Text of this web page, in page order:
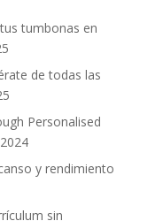
tumbonas en
de todas las
Personalised
y rendimiento
sin